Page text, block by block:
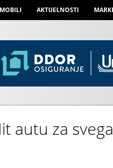
AKTUELNOSTI
autu za